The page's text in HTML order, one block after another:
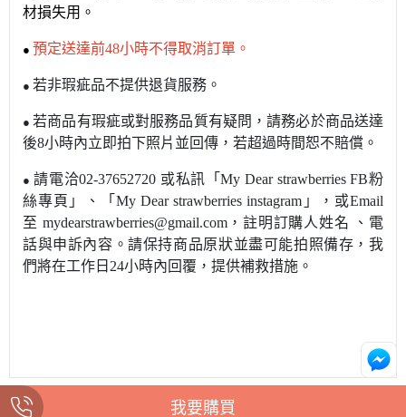
材損失用。
● 預定送達前48小時不得取消訂單。
● 若非瑕疵品不提供退貨服務。
●若商品有瑕疵或對服務品質有疑問，請務必於商品送達
後8小時內立即拍下照片並回傳，若超過時間恕不賠償。
● 請電洽02-37652720 或私訊 「My Dear strawberries FB粉
絲專頁」
、
「My Dear strawberries instagram」，或Email
至 mydearstrawberries@gmail.com，註明訂購人姓名
、電
話與申訴內容。請保持商品原狀並盡可能拍照備存，我
們將在工作日24小時內回覆，提供補救措施。
我要購買